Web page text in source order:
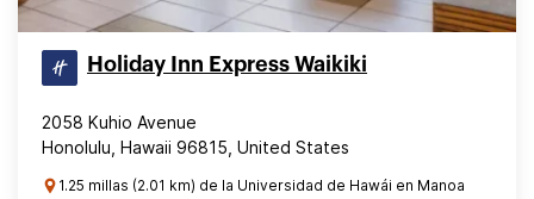
Holiday Inn Express Waikiki
2058 Kuhio Avenue
Honolulu, Hawaii 96815, United States
1.25 millas (2.01 km) de la Universidad de Hawái en Manoa